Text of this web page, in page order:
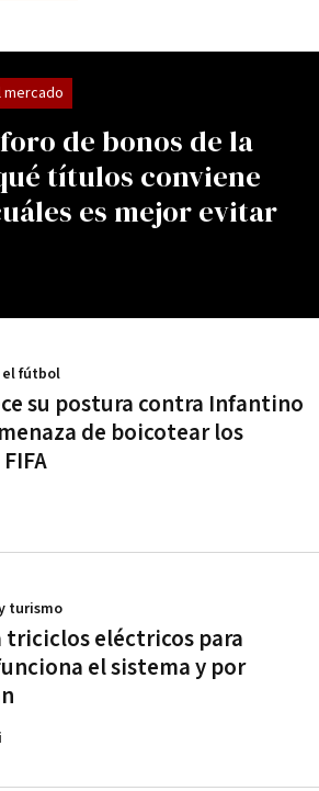
de bonos de la
títulos conviene
es mejor evitar
mercado
su postura contra Infantino
de boicotear los
el fútbol
triciclos eléctricos para
el sistema y por
turismo